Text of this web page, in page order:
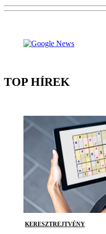
TOP HÍREK
KERESZTREJTVÉNY